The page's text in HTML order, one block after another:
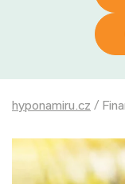
hyponamiru.cz /